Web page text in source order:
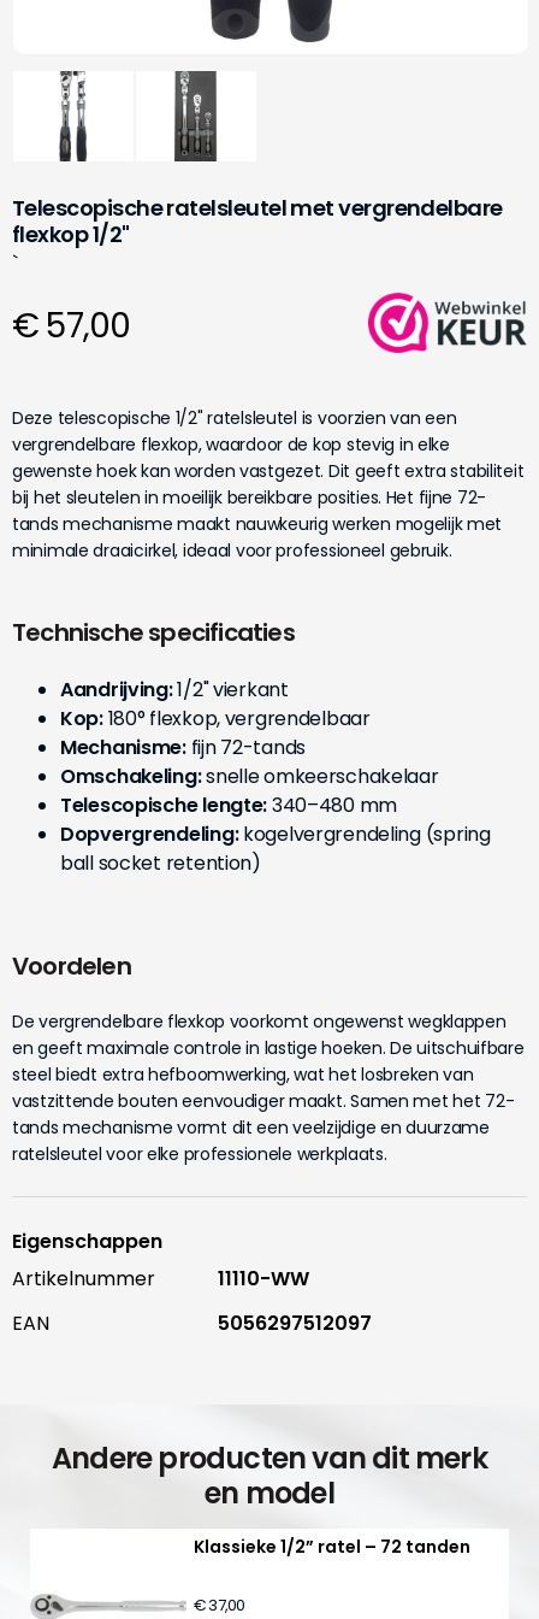
Telescopische ratelsleutel met vergrendelbare
flexkop 1/2"
`
€ 57,00
Deze telescopische 1/2" ratelsleutel is voorzien van een
vergrendelbare flexkop, waardoor de kop stevig in elke
gewenste hoek kan worden vastgezet. Dit geeft extra stabiliteit
bij het sleutelen in moeilijk bereikbare posities. Het fijne 72-
tands mechanisme maakt nauwkeurig werken mogelijk met
minimale draaicirkel, ideaal voor professioneel gebruik.
Technische specificaties
Aandrijving:1/2" vierkant
Kop:180° flexkop, vergrendelbaar
Mechanisme:fijn 72-tands
Omschakeling:snelle omkeerschakelaar
Telescopische lengte:340–480 mm
Dopvergrendeling:kogelvergrendeling (spring
ball socket retention)
Voordelen
De vergrendelbare flexkop voorkomt ongewenst wegklappen
en geeft maximale controle in lastige hoeken. De uitschuifbare
steel biedt extra hefboomwerking, wat het losbreken van
vastzittende bouten eenvoudiger maakt. Samen met het 72-
tands mechanisme vormt dit een veelzijdige en duurzame
ratelsleutel voor elke professionele werkplaats.
Eigenschappen
Artikelnummer
11110-WW
EAN
5056297512097
Andere producten van dit merk
en model
Klassieke 1/2” ratel – 72 tanden
€ 37,00